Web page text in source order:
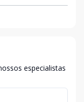
especialistas